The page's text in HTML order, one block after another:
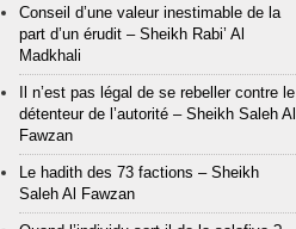
Conseil d’une valeur inestimable de la
part d’un érudit – Sheikh Rabi’ Al
Madkhali
Il n’est pas légal de se rebeller contre le
détenteur de l’autorité – Sheikh Saleh Al
Fawzan
Le hadith des 73 factions – Sheikh
Saleh Al Fawzan